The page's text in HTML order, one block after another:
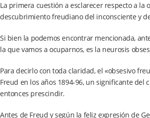
La primera cuestión a esclarecer respecto a
descubrimiento freudiano del inconsciente y
Si bien la podemos encontrar mencionada,
la que vamos a ocuparnos, es la neurosis
Para decirlo con toda claridad, el «obsesivo
Freud en los años 1894-96, un significante del
entonces prescindir.
Antes de Freud y según la feliz expresión de